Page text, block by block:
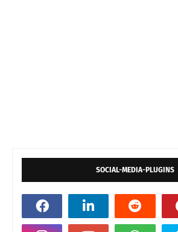
SOCIAL-MEDIA-PLUGINS